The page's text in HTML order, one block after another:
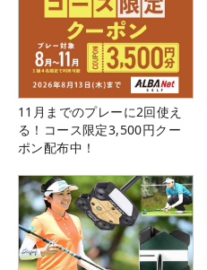
11月までのプレーに2回使え
る！コース限定3,500円クー
ポン配布中！